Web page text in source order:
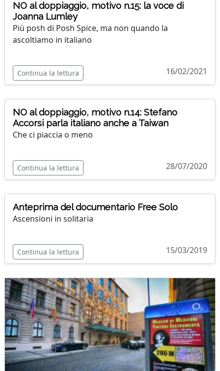
NO al doppiaggio, motivo n.15: la voce di
Joanna Lumley
Più posh di Posh Spice, ma non quando la
ascoltiamo in italiano
Continua la lettura 16/02/2021
NO al doppiaggio, motivo n.14: Stefano
Accorsi parla italiano anche a Taiwan
Che ci piaccia o meno
Continua la lettura 28/07/2020
Anteprima del documentario Free Solo
Ascensioni in solitaria
Continua la lettura 15/03/2019